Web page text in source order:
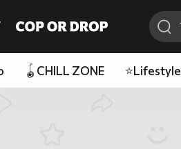
🪀CHILL ZONE ⭐Lifestyle